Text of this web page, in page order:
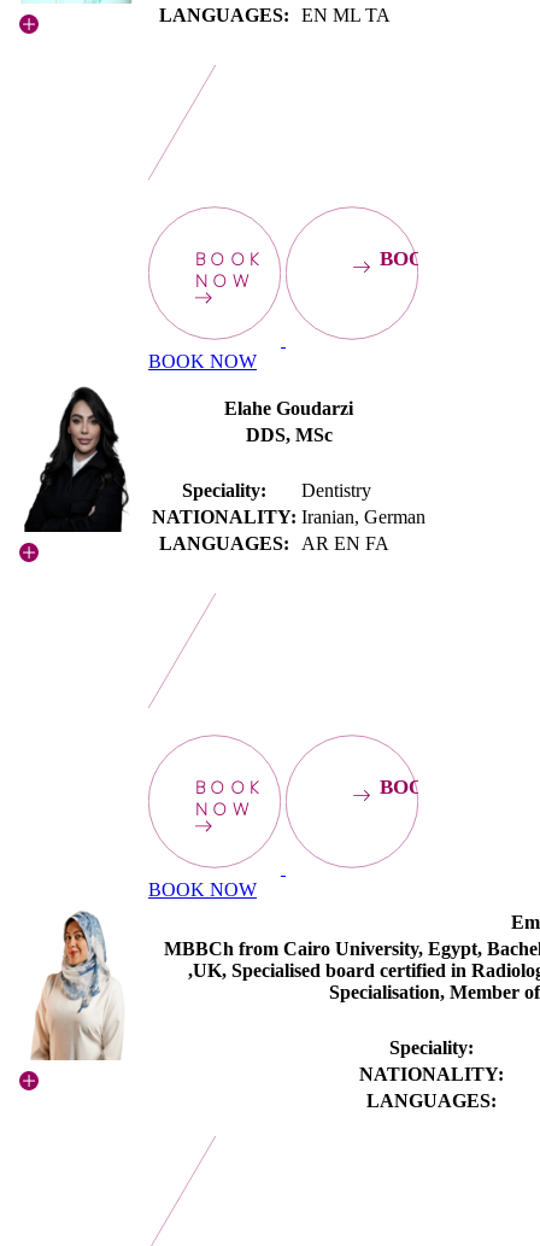
LANGUAGES:
EN ML TA
BOOK
NOW
BOOKNOW
BOOK NOW
Elahe Goudarzi
DDS, MSc
Speciality:
Dentistry
NATIONALITY: Iranian, German
LANGUAGES:
AR EN FA
BOOK
NOW
BOOKNOW
BOOK NOW
MBBCh from Cairo University, Egypt,
,UK, Specialised board certified in
Specialisation, Member
Speciality:
NATIONALITY:
LANGUAGES: